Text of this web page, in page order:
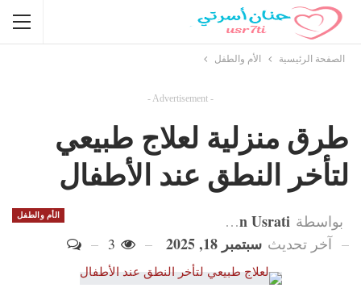
الصفحة الرئيسية الأم والطفل
- Advertisement -
طرق منزلية لعلاج طبيعي
لتأخر النطق عند الأطفال
الأم والطفل بواسطة Hanan Usrati
آخر تحديث سبتمبر 18, 2025